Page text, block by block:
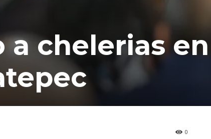
a chelerias
0